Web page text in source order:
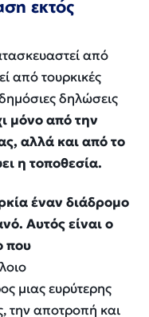
εκτός
από
από τουρκικές
δηλώσεις
μόνο από την
αλλά και από το
η τοποθεσία.
έναν διάδρομο
Αυτός είναι ο
που
μιας ευρύτερης
την αποτροπή και